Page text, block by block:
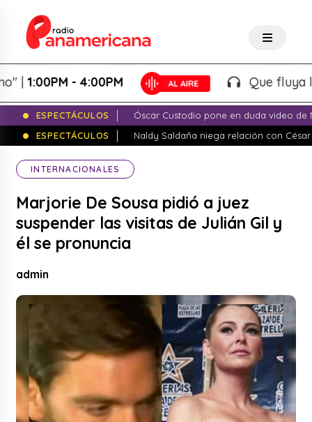
- 4:00PM Que fluya la
ESPECTÁCULOS
Óscar Custodio pone en duda video de
ESPECTÁCULOS
Naldy Saldaña niega relación con
INTERNACIONALES
Marjorie De Sousa pidió a juez
suspender las visitas de Julián Gil y
él se pronuncia
admin